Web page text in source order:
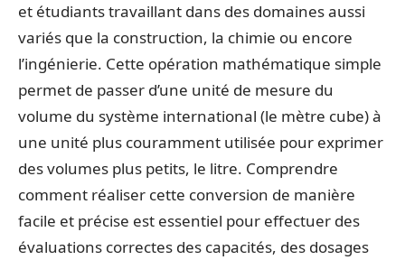
et étudiants travaillant dans des domaines aussi
variés que la construction, la chimie ou encore
l’ingénierie. Cette opération mathématique simple
permet de passer d’une unité de mesure du
volume du système international (le mètre cube) à
une unité plus couramment utilisée pour exprimer
des volumes plus petits, le litre. Comprendre
comment réaliser cette conversion de manière
facile et précise est essentiel pour effectuer des
évaluations correctes des capacités, des dosages